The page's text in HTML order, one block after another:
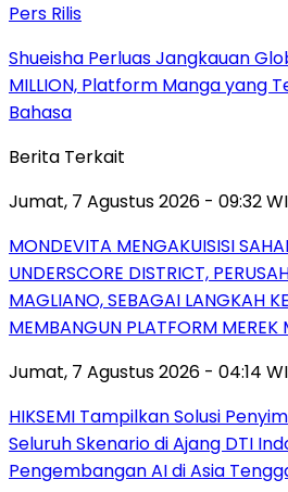
Pers Rilis
Shueisha Perluas Jangkauan
MILLION, Platform Manga yang
Bahasa
Berita Terkait
Jumat, 7 Agustus 2026 - 09:32
MONDEVITA MENGAKUISISI
UNDERSCORE DISTRICT,
MAGLIANO, SEBAGAI LANGKAH
MEMBANGUN PLATFORM MEREK
Jumat, 7 Agustus 2026 - 04:14
HIKSEMI Tampilkan Solusi
Seluruh Skenario di Ajang DTI
Pengembangan AI di Asia